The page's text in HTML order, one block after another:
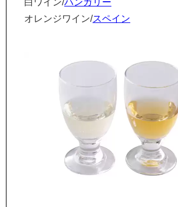
白ワイン/ハンガリー
オレンジワイン/スペイン